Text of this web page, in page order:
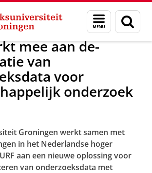
Menu
en
zoeken
Nieuws Nieuwsberichten
mee aan de-
van
voor
onderzoek
Groningen werkt samen met
in het Nederlandse hoger
aan een nieuwe oplossing voor
van onderzoeksdata met